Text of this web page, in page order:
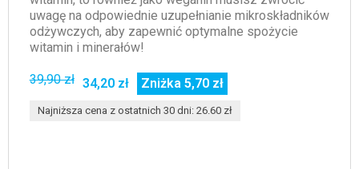
uwagę na odpowiednie uzupełnianie mikroskładników
odżywczych, aby zapewnić optymalne spożycie
witamin i minerałów!
39,90 zł 34,20 zł Zniżka 5,70 zł
Najniższa cena z ostatnich 30 dni: 26.60 zł